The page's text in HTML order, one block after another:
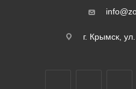
г. Крымск,